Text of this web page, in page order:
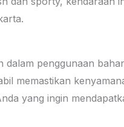
penggunaan
memastikan
yang ingin